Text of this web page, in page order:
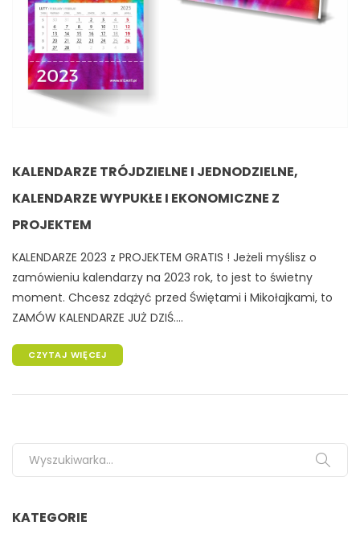
KALENDARZE TRÓJDZIELNE I JEDNODZIELNE,
KALENDARZE WYPUKŁE I EKONOMICZNE Z
PROJEKTEM
KALENDARZE 2023 z PROJEKTEM GRATIS ! Jeżeli myślisz o
zamówieniu kalendarzy na 2023 rok, to jest to świetny
moment. Chcesz zdążyć przed Świętami i Mikołajkami, to
ZAMÓW KALENDARZE JUŻ DZIŚ....
CZYTAJ WIĘCEJ
Search for:
KATEGORIE